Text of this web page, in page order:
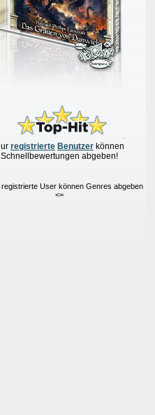
registrierte Benutzer können
Schnellbewertungen abgeben!
registrierte User können Genres abgeben
<=